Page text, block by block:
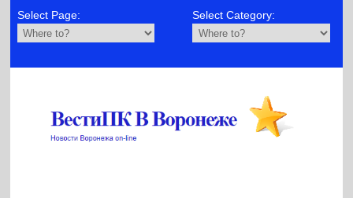
Select Page: Select Category: